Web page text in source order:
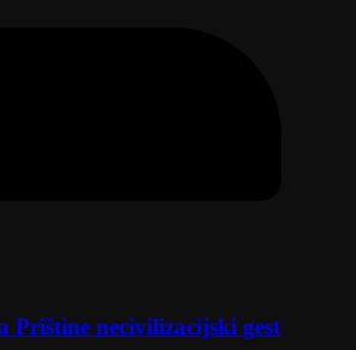
Prištine necivilizacijski gest